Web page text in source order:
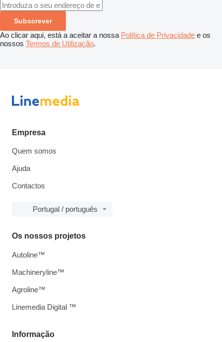
Subscrever
Ao clicar aqui, está a aceitar a nossa Política de Privacidade e os
nossos Termos de Utilização.
Empresa
Quem somos
Ajuda
Contactos
Portugal / português
Informação
Os nossos projetos
Autoline™
Machineryline™
Agroline™
Linemedia Digital ™